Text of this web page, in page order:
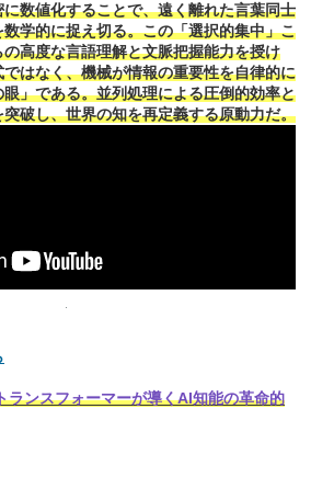
数値化することで、遠く離れた言葉同士
学的に捉え切る。この「選択的集中」こ
高度な言語理解と文脈把握能力を授け
はなく、機械が情報の重要性を自律的に
」である。並列処理による圧倒的効率と
破し、世界の知を再定義する原動力だ。
ランスフォーマーが導くAI知能の革命的